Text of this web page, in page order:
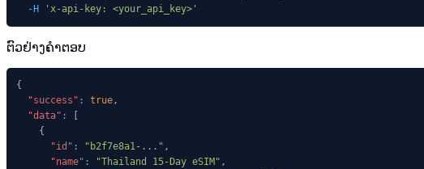
-H
'x-api-key: <your_api_key>'
ຕົວຢ່າງຄໍາຕອບ
{
"success" : true ,
"data" :
[
{
"id" : "b2f7e8a1-..." ,
"name" : "Thailand 15-Day eSIM" ,